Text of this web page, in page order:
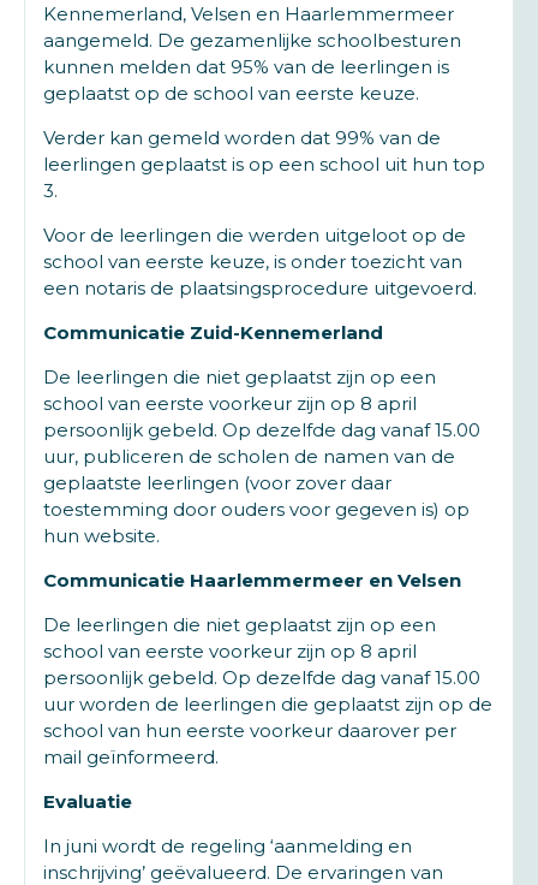
Kennemerland, Velsen en Haarlemmermeer
aangemeld. De gezamenlijke schoolbesturen
kunnen melden dat 95% van de leerlingen is
geplaatst op de school van eerste keuze.
Verder kan gemeld worden dat 99% van de
leerlingen geplaatst is op een school uit hun top
3.
Voor de leerlingen die werden uitgeloot op de
school van eerste keuze, is onder toezicht van
een notaris de plaatsingsprocedure uitgevoerd.
Communicatie Zuid-Kennemerland
De leerlingen die niet geplaatst zijn op een
school van eerste voorkeur zijn op 8 april
persoonlijk gebeld. Op dezelfde dag vanaf 15.00
uur, publiceren de scholen de namen van de
geplaatste leerlingen (voor zover daar
toestemming door ouders voor gegeven is) op
hun website.
Communicatie Haarlemmermeer en Velsen
De leerlingen die niet geplaatst zijn op een
school van eerste voorkeur zijn op 8 april
persoonlijk gebeld. Op dezelfde dag vanaf 15.00
uur worden de leerlingen die geplaatst zijn op de
school van hun eerste voorkeur daarover per
mail geïnformeerd.
Evaluatie
In juni wordt de regeling ‘aanmelding en
inschrijving’ geëvalueerd. De ervaringen van